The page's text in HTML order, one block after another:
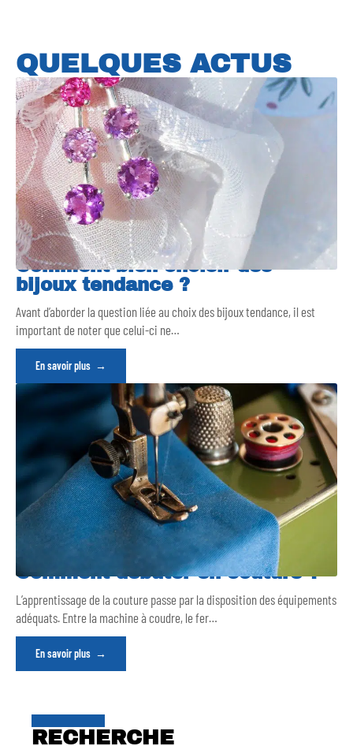
QUELQUES ACTUS
Comment bien choisir des
bijoux tendance ?
Avant d’aborder la question liée au choix des bijoux tendance, il est
important de noter que celui-ci ne…
En savoir plus
Comment débuter en couture ?
L’apprentissage de la couture passe par la disposition des équipements
adéquats. Entre la machine à coudre, le fer…
En savoir plus
RECHERCHE